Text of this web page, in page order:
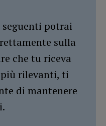
potrai
sulla
che tu riceva
rilevanti, ti
di mantenere